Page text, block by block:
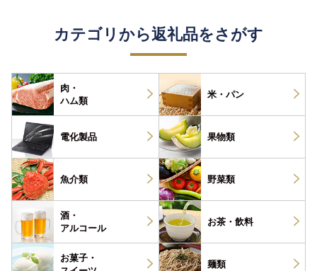
カテゴリから返礼品をさがす
肉・
ハム類
米・パン
電化製品 果物類
魚介類 野菜類
酒・
アルコール
お茶・ 飲料
お菓子・
麺類